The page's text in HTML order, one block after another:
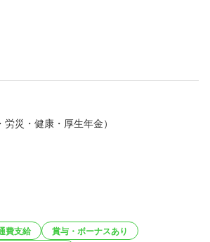
災・健康・厚生年金）
費支給
賞与・ボーナスあり